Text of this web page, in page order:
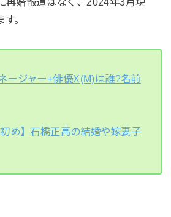
。
ージャー+俳優X(M)は誰?名前
初め】石橋正高の結婚や嫁妻子